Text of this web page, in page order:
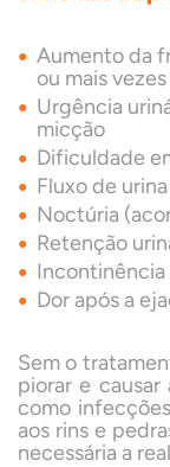
Aumento da
ou mais
Urgência
micção
Dificuldade
Fluxo de
Noctúria
Retenção
Incontinência
Dor após a
Sem o
piorar e causar
como
aos rins e
necessária a